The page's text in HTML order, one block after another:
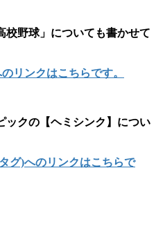
野球」についても書かせて
リンクはこちらです。
クの【ヘミシンク】につい
グ)へのリンクはこちらで